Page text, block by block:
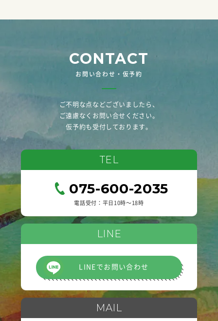
CONTACT
お問い合わせ・仮予約
ご不明な点などございましたら、
ご遠慮なくお問い合せください。
仮予約も受付しております。
TEL
075-600-2035
電話受付：平日10時〜18時
LINE
LINEでお問い合わせ
MAIL